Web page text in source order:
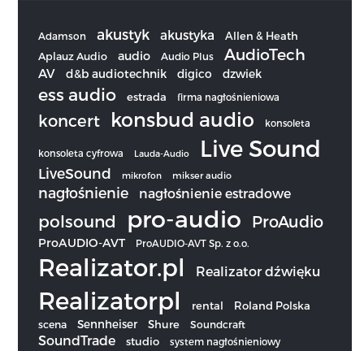
Adamson akustyk akustyka Allen & Heath
Aplauz Audio audio Audio Plus AudioTech
AV d&b audiotechnik digico dzwiek
ess audio estrada firma nagłośnieniowa
koncert konsbud audio konsoleta
konsoleta cyfrowa Lauda-Audio Live Sound
LiveSound mikrofon mikser audio
nagłośnienie nagłośnienie estradowe
polsound pro-audio ProAudio
ProAUDIO-AVT ProAUDIO-AVT Sp. z o.o.
Realizator.pl Realizator dźwięku
Realizatorpl rental Roland Polska
scena Sennheiser Shure Soundcraft
SoundTrade studio system nagłośnieniowy